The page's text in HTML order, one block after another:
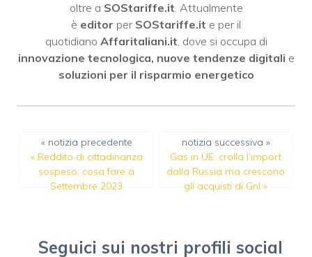
oltre a SOStariffe.it. Attualmente
è editor per SOStariffe.it e per il
quotidiano Affaritaliani.it, dove si occupa di
innovazione tecnologica, nuove tendenze digitali e
soluzioni per il risparmio energetico
« notizia precedente
« Reddito di cittadinanza
sospeso: cosa fare a
Settembre 2023
notizia successiva »
Gas in UE: crolla l’import
dalla Russia ma crescono
gli acquisti di Gnl »
Seguici sui nostri profili social